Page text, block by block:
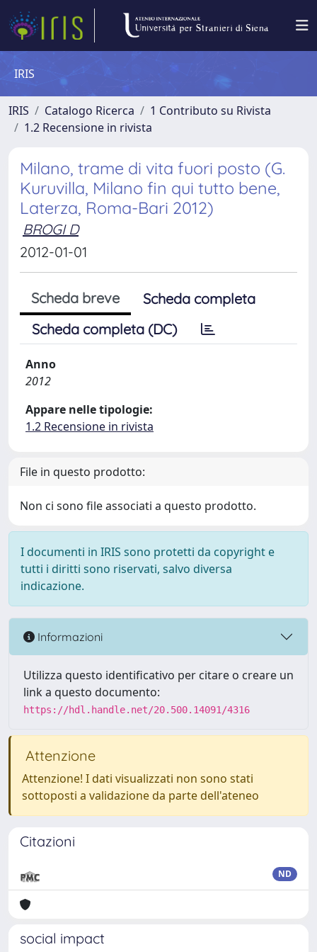
IRIS
IRIS Catalogo Ricerca
1 Contributo su Rivista
1.2 Recensione in rivista
Milano, trame di vita fuori posto (G.
Kuruvilla, Milano fin qui tutto bene,
Laterza, Roma-Bari 2012)
BROGI D
2012-01-01
Scheda breve
Scheda completa
Scheda completa (DC)
Anno
2012
Appare nelle tipologie:
1.2 Recensione in rivista
File in questo prodotto:
Non ci sono file associati a questo prodotto.
I documenti in IRIS sono protetti da copyright e
tutti i diritti sono riservati, salvo diversa
indicazione.
Informazioni
Utilizza questo identificativo per citare o creare un
link a questo documento:
https://hdl.handle.net/20.500.14091/4316
Attenzione
Attenzione! I dati visualizzati non sono stati
sottoposti a validazione da parte dell'ateneo
Citazioni
ND
social impact